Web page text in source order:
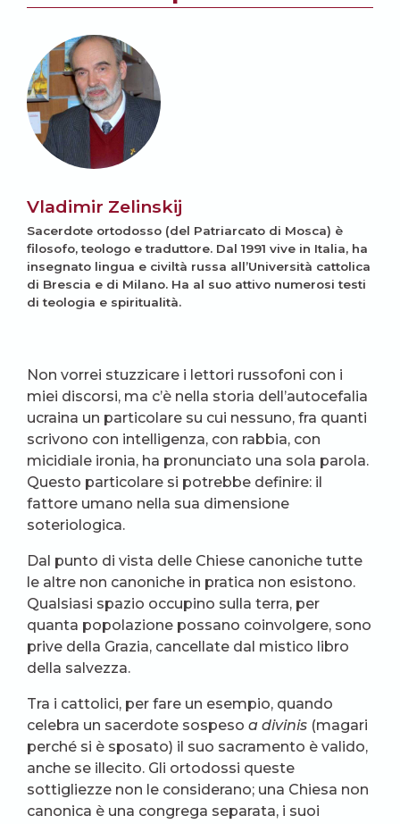
Vladimir Zelinskij
Sacerdote ortodosso (del Patriarcato di Mosca) è
filosofo, teologo e traduttore. Dal 1991 vive in Italia, ha
insegnato lingua e civiltà russa all’Università cattolica
di Brescia e di Milano. Ha al suo attivo numerosi testi
di teologia e spiritualità.
Non vorrei stuzzicare i lettori russofoni con i
miei discorsi, ma c’è nella storia dell’autocefalia
ucraina un particolare su cui nessuno, fra quanti
scrivono con intelligenza, con rabbia, con
micidiale ironia, ha pronunciato una sola parola.
Questo particolare si potrebbe definire: il
fattore umano nella sua dimensione
soteriologica.
Dal punto di vista delle Chiese canoniche tutte
le altre non canoniche in pratica non esistono.
Qualsiasi spazio occupino sulla terra, per
quanta popolazione possano coinvolgere, sono
prive della Grazia, cancellate dal mistico libro
della salvezza.
Tra i cattolici, per fare un esempio, quando
celebra un sacerdote sospeso a divinis (magari
perché si è sposato) il suo sacramento è valido,
anche se illecito. Gli ortodossi queste
sottigliezze non le considerano; una Chiesa non
canonica è una congrega separata, i suoi